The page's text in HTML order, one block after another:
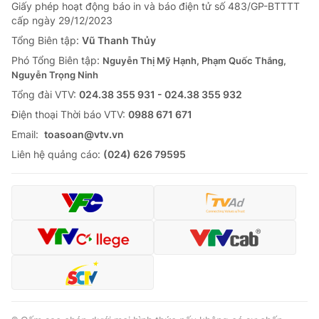
Sản phẩm
Thị trường
Tư vấn
Lịch phát sóng
Chuyên mục khác
Emagazine Podcast
Photo Infographic
Shorts video
VTV Money VTV Thể thao
VTV Sức khoẻ
Giấy phép hoạt động báo in và báo điện tử số 483/GP-BTTTT
cấp ngày 29/12/2023
Tổng Biên tập: Vũ Thanh Thủy
Phó Tổng Biên tập: Nguyễn Thị Mỹ Hạnh, Phạm Quốc Thắng,
Nguyễn Trọng Ninh
Tổng đài VTV: 024.38 355 931 - 024.38 355 932
Ðiện thoại Thời báo VTV: 0988 671 671
Email: toasoan@vtv.vn
Liên hệ quảng cáo: (024) 626 79595